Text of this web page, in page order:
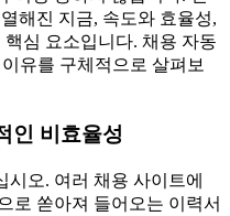
해진 지금, 속도와 효율성,
심 요소입니다. 채용 자동
유를 구체적으로 살펴보
인 비효율성
오. 여러 채용 사이트에
로 쏟아져 들어오는 이력서